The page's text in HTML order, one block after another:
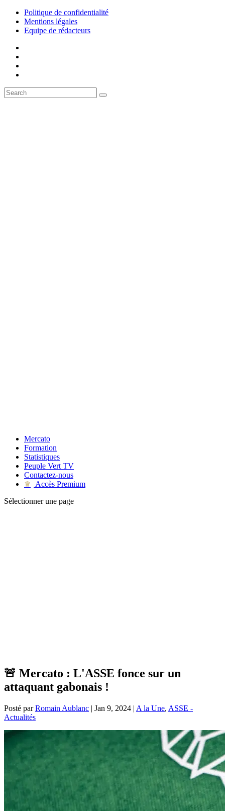
Politique de confidentialité
Mentions légales
Equipe de rédacteurs
Mercato
Formation
Statistiques
Peuple Vert TV
Contactez-nous
♛
Accès Premium
Sélectionner une page
🚨 Mercato : L'ASSE fonce sur un
attaquant gabonais !
Posté parRomain Aublanc | Jan 9, 2024 | A la Une, ASSE -
Actualités